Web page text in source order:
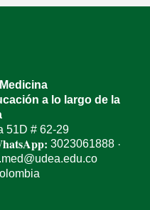
a lo largo de la
51D # 62-29
3023061888·